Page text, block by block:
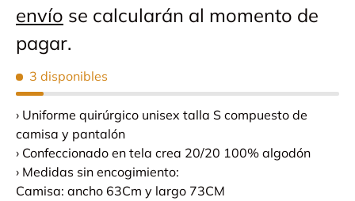
envío se calcularán al momento de
pagar.
3 disponibles
› Uniforme quirúrgico unisex talla S compuesto de
camisa y pantalón
› Confeccionado en tela crea 20/20 100% algodón
› Medidas sin encogimiento:
Camisa: ancho 63Cm y largo 73CM